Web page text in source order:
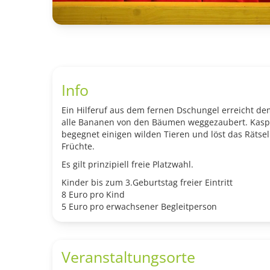
Info
Ein Hilferuf aus dem fernen Dschungel erreicht
alle Bananen von den Bäumen weggezaubert.
begegnet einigen wilden Tieren und löst das
Früchte.
Es gilt prinzipiell freie Platzwahl.
Kinder bis zum 3.Geburtstag freier Eintritt
8 Euro pro Kind
5 Euro pro erwachsener Begleitperson
Veranstaltungsorte